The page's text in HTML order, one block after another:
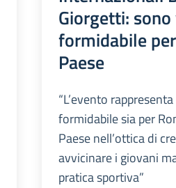
Giorgetti:
formidabile
Paese
“L’evento
formidabile sia per
Paese nell’ottica di
avvicinare i giovani
pratica sportiva”